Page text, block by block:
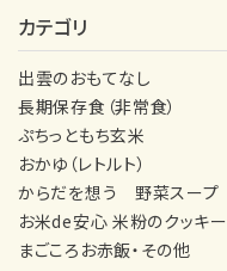
カテゴリ
出雲のおもてなし
長期保存食（非常食）
ぷちっともち玄米
おかゆ（レトルト）
からだを想う 野菜スープ
お米de安心 米粉のクッキー
まごころお赤飯・その他